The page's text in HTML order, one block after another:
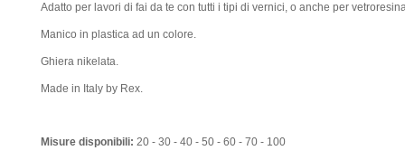
Adatto per lavori di fai da te con tutti i tipi di vernici, o anche per
Manico in plastica ad un colore.
Ghiera nikelata.
Made in Italy by Rex.
Misure disponibili: 20 - 30 - 40 - 50 - 60 - 70 - 100